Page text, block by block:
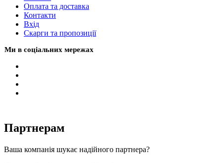
Оплата та доставка
Контакти
Вхiд
Скарги та пропозиції
Ми в соціальних мережах
Партнерам
Ваша компанія шукає надійного партнера?